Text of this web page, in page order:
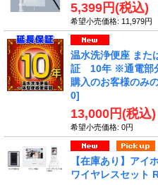
5,399円 (税込)
希望小売価格: 11,979円
温水洗浄便座 ま
証 10年 ※通電部
購入のお客様のみ
0]
13,000円 (税込)
希望小売価格: 0円
【在庫あり】ア
ワイヤレスセット